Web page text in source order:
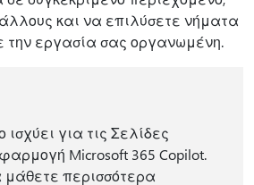
και να επιλύσετε νήματα
την εργασία σας οργανωμένη.
ισχύει για τις Σελίδες
Microsoft 365 Copilot.
περισσότερα